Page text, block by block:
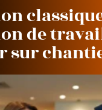
de
sur